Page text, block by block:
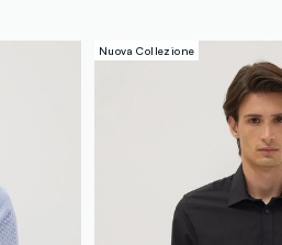
Nuova Collezione